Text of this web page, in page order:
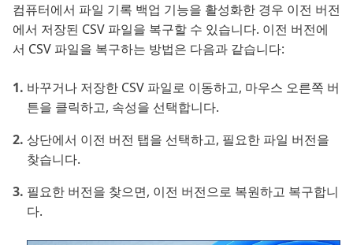
컴퓨터에서 파일 기록 백업 기능을 활성화한 경우 이전 버전
에서 저장된 CSV 파일을 복구할 수 있습니다. 이전 버전에
서 CSV 파일을 복구하는 방법은 다음과 같습니다:
바꾸거나 저장한 CSV 파일로 이동하고, 마우스 오른쪽 버
튼을 클릭하고, 속성을 선택합니다.
상단에서 이전 버전 탭을 선택하고, 필요한 파일 버전을
찾습니다.
필요한 버전을 찾으면, 이전 버전으로 복원하고 복구합니
다.